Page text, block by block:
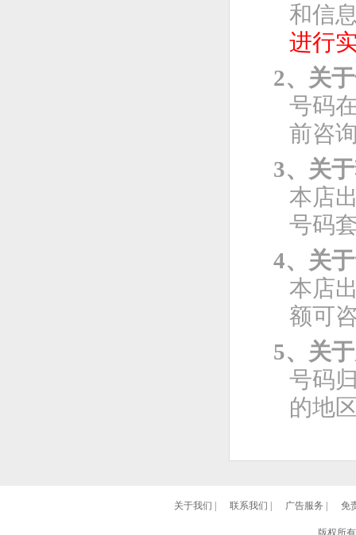
和信
进行
2、关
号码
前咨
3、关
本店
号码
4、关
本店
额可
5、关
号码
的地
关于我们 联系我们 广告服务 免
版权所